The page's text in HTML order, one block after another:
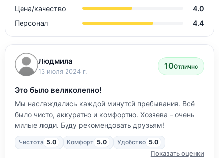
Цена/качество
4.0
Персонал
4.4
Людмила
13 июля 2024 г.
10Отлично
Это было великолепно!
Мы наслаждались каждой минутой пребывания. Всё
было чисто, аккуратно и комфортно. Хозяева – очень
милые люди. Буду рекомендовать друзьям!
Чистота 5.0 Комфорт 5.0 Удобство 5.0
Показать оценки